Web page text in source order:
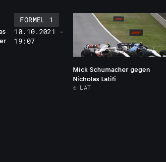
FORMEL 1
10.10.2021 -
19:07
Mick Schumacher gegen
Nicholas Latifi
© LAT